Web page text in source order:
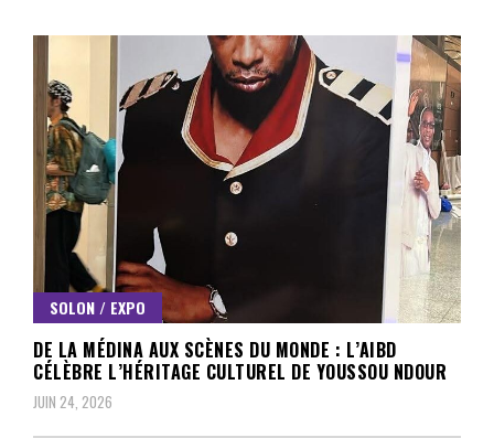
SOLON / EXPO
DE LA MÉDINA AUX SCÈNES DU MONDE : L’AIBD
CÉLÈBRE L’HÉRITAGE CULTUREL DE YOUSSOU NDOUR
JUIN 24, 2026